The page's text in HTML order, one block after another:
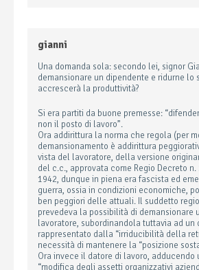
gianni
Una domanda sola: secondo lei, signor
demansionare un dipendente e ridurne lo
accrescerà la produttività?
Si era partiti da buone premesse:
non il posto di lavoro”.
Ora addirittura la norma che regola (per
demansionamento è addirittura
vista del lavoratore, della versione
del c.c., approvata come Regio Decreto
1942, dunque in piena era fascista ed
guerra, ossia in condizioni economiche,
ben peggiori delle attuali. Il suddetto
prevedeva la possibilità di demansionare
lavoratore, subordinandola tuttavia ad un
rappresentato dalla “irriducibilità della
necessità di mantenere la “posizione
Ora invece il datore di lavoro, adducendo
“modifica degli assetti organizzativi